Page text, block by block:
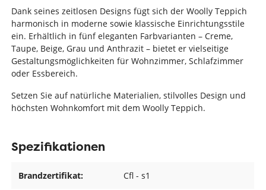
Dank seines zeitlosen Designs fügt sich der Woolly Teppich
harmonisch in moderne sowie klassische Einrichtungsstile
ein. Erhältlich in fünf eleganten Farbvarianten – Creme,
Taupe, Beige, Grau und Anthrazit – bietet er vielseitige
Gestaltungsmöglichkeiten für Wohnzimmer, Schlafzimmer
oder Essbereich.
Setzen Sie auf natürliche Materialien, stilvolles Design und
höchsten Wohnkomfort mit dem Woolly Teppich.
Spezifikationen
Brandzertifikat: Cfl - s1